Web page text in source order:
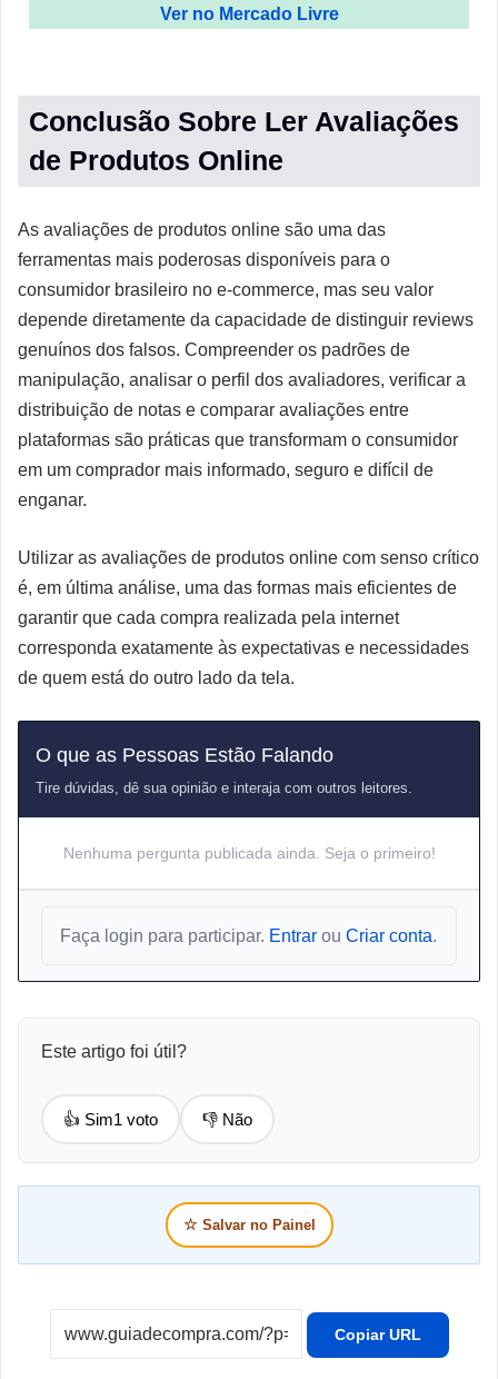
Ver no Mercado Livre
Conclusão Sobre Ler Avaliações
de Produtos Online
As avaliações de produtos online são uma das
ferramentas mais poderosas disponíveis para o
consumidor brasileiro no e-commerce, mas seu valor
depende diretamente da capacidade de distinguir reviews
genuínos dos falsos. Compreender os padrões de
manipulação, analisar o perfil dos avaliadores, verificar a
distribuição de notas e comparar avaliações entre
plataformas são práticas que transformam o consumidor
em um comprador mais informado, seguro e difícil de
enganar.
Utilizar as avaliações de produtos online com senso crítico
é, em última análise, uma das formas mais eficientes de
garantir que cada compra realizada pela internet
corresponda exatamente às expectativas e necessidades
de quem está do outro lado da tela.
O que as Pessoas Estão Falando
Tire dúvidas, dê sua opinião e interaja com outros leitores.
Nenhuma pergunta publicada ainda. Seja o primeiro!
Faça login para participar. Entrar ou Criar conta.
Este artigo foi útil?
👍 Sim1 voto 👎 Não
☆ Salvar no Painel
Copiar URL